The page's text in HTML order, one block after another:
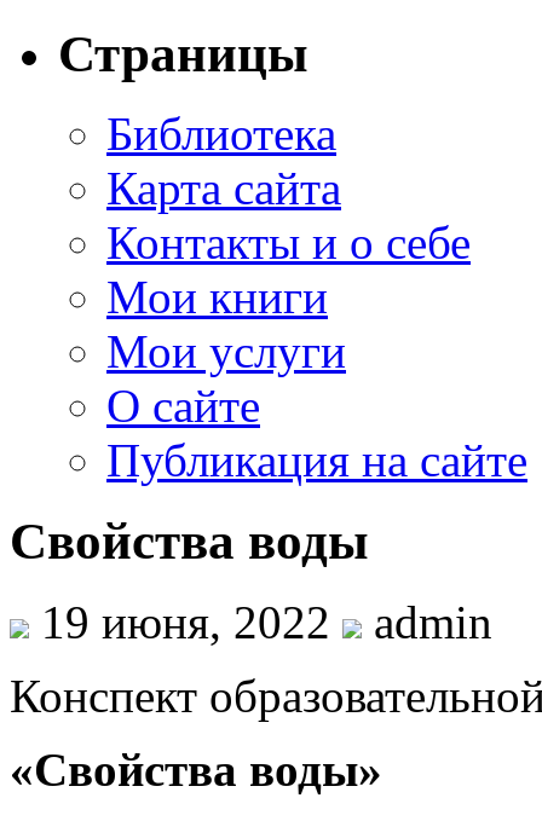
Страницы
Библиотека
Карта сайта
Контакты и о себе
Мои книги
Мои услуги
О сайте
Публикация на сайте
Свойства воды
19 июня, 2022
admin
Конспект
«Свойства воды»